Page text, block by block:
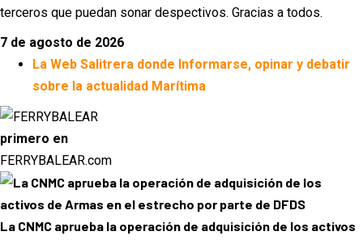
terceros que puedan sonar despectivos. Gracias a todos.
7 de agosto de 2026
La Web Salitrera donde Informarse, opinar y debatir
sobre la actualidad Marítima
primero en
FERRYBALEAR.com
La CNMC aprueba la operación de adquisición de los activos